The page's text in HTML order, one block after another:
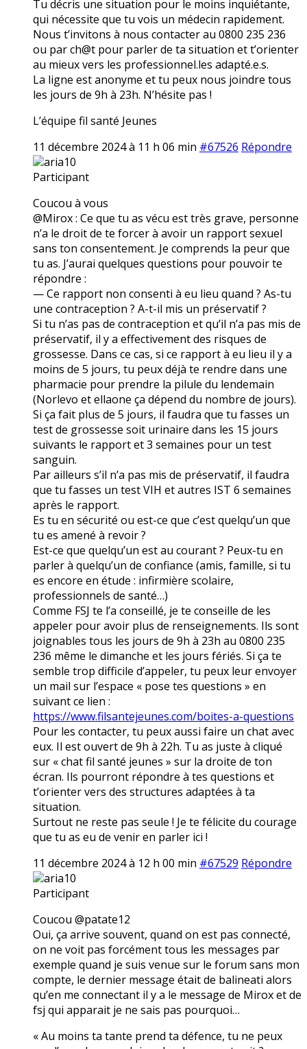
Tu décris une situation pour le moins inquiétante,
qui nécessite que tu vois un médecin rapidement.
Nous t’invitons à nous contacter au 0800 235 236
ou par ch@t pour parler de ta situation et t’orienter
au mieux vers les professionnel.les adapté.e.s.
La ligne est anonyme et tu peux nous joindre tous
les jours de 9h à 23h. N’hésite pas !
L’équipe fil santé Jeunes
11 décembre 2024 à 11 h 06 min #67526 Répondre
aria10
Participant
Coucou à vous
@Mirox : Ce que tu as vécu est très grave, personne
n’a le droit de te forcer à avoir un rapport sexuel
sans ton consentement. Je comprends la peur que
tu as. J’aurai quelques questions pour pouvoir te
répondre :
— Ce rapport non consenti à eu lieu quand ? As-tu
une contraception ? A-t-il mis un préservatif ?
Si tu n’as pas de contraception et qu’il n’a pas mis de
préservatif, il y a effectivement des risques de
grossesse. Dans ce cas, si ce rapport à eu lieu il y a
moins de 5 jours, tu peux déjà te rendre dans une
pharmacie pour prendre la pilule du lendemain
(Norlevo et ellaone ça dépend du nombre de jours).
Si ça fait plus de 5 jours, il faudra que tu fasses un
test de grossesse soit urinaire dans les 15 jours
suivants le rapport et 3 semaines pour un test
sanguin.
Par ailleurs s’il n’a pas mis de préservatif, il faudra
que tu fasses un test VIH et autres IST 6 semaines
après le rapport.
Es tu en sécurité ou est-ce que c’est quelqu’un que
tu es amené à revoir ?
Est-ce que quelqu’un est au courant ? Peux-tu en
parler à quelqu’un de confiance (amis, famille, si tu
es encore en étude : infirmière scolaire,
professionnels de santé…)
Comme FSJ te l’a conseillé, je te conseille de les
appeler pour avoir plus de renseignements. Ils sont
joignables tous les jours de 9h à 23h au 0800 235
236 même le dimanche et les jours fériés. Si ça te
semble trop difficile d’appeler, tu peux leur envoyer
un mail sur l’espace « pose tes questions » en
suivant ce lien :
https://www.filsantejeunes.com/boites-a-questions
Pour les contacter, tu peux aussi faire un chat avec
eux. Il est ouvert de 9h à 22h. Tu as juste à cliqué
sur « chat fil santé jeunes » sur la droite de ton
écran. Ils pourront répondre à tes questions et
t’orienter vers des structures adaptées à ta
situation.
Surtout ne reste pas seule ! Je te félicite du courage
que tu as eu de venir en parler ici !
11 décembre 2024 à 12 h 00 min #67529 Répondre
aria10
Participant
Coucou @patate12
Oui, ça arrive souvent, quand on est pas connecté,
on ne voit pas forcément tous les messages par
exemple quand je suis venue sur le forum sans mon
compte, le dernier message était de balineati alors
qu’en me connectant il y a le message de Mirox et de
fsj qui apparait je ne sais pas pourquoi…
« Au moins ta tante prend ta défence, tu ne peux